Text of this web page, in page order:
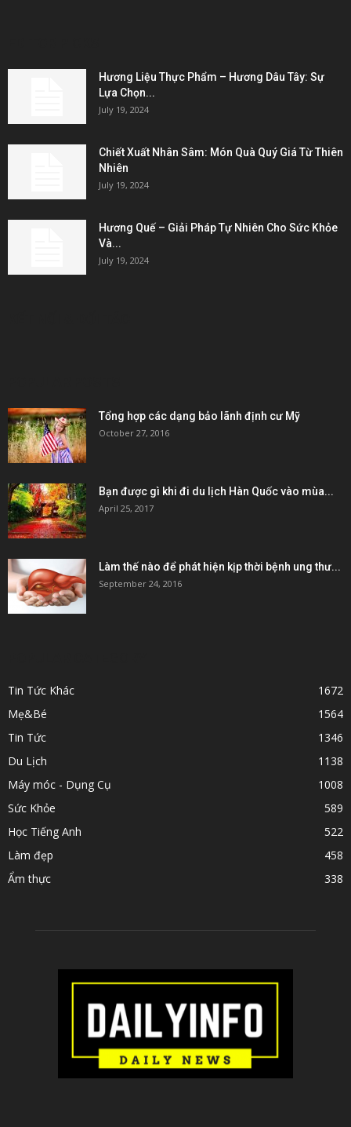
Hương Liệu Thực Phẩm – Hương Dâu Tây: Sự
Lựa Chọn...
July 19, 2024
Chiết Xuất Nhân Sâm: Món Quà Quý Giá Từ Thiên
Nhiên
July 19, 2024
Hương Quế – Giải Pháp Tự Nhiên Cho Sức Khỏe
Và...
July 19, 2024
Tổng hợp các dạng bảo lãnh định cư Mỹ
October 27, 2016
Bạn được gì khi đi du lịch Hàn Quốc vào mùa...
April 25, 2017
Làm thế nào để phát hiện kịp thời bệnh ung thư...
September 24, 2016
Tin Tức Khác
1672
Mẹ&Bé
1564
Tin Tức
1346
Du Lịch
1138
Máy móc - Dụng Cụ
1008
Sức Khỏe
589
Học Tiếng Anh
522
Làm đẹp
458
Ẩm thực
338